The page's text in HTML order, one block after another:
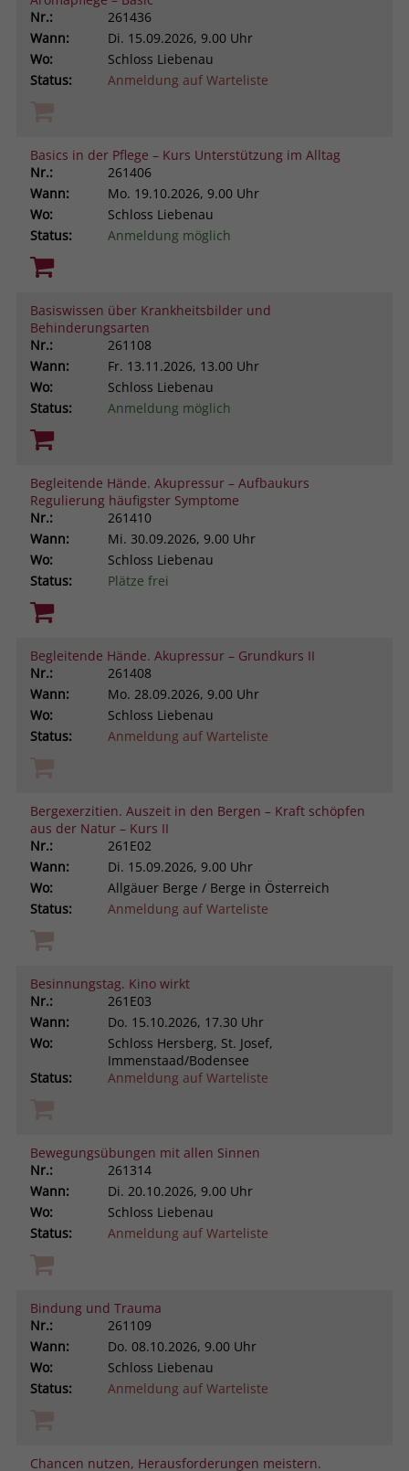
Nr.:
261436
Wann:
Di. 15.09.2026, 9.00 Uhr
Wo:
Schloss Liebenau
Status:
Anmeldung auf Warteliste
Basics in der Pflege – Kurs Unterstützung im Alltag
Nr.:
261406
Wann:
Mo. 19.10.2026, 9.00 Uhr
Wo:
Schloss Liebenau
Status:
Anmeldung möglich
Basiswissen über Krankheitsbilder und
Behinderungsarten
Nr.:
261108
Wann:
Fr. 13.11.2026, 13.00 Uhr
Wo:
Schloss Liebenau
Status:
Anmeldung möglich
Begleitende Hände. Akupressur – Aufbaukurs
Regulierung häufigster Symptome
Nr.:
261410
Wann:
Mi. 30.09.2026, 9.00 Uhr
Wo:
Schloss Liebenau
Status:
Plätze frei
Begleitende Hände. Akupressur – Grundkurs II
Nr.:
261408
Wann:
Mo. 28.09.2026, 9.00 Uhr
Wo:
Schloss Liebenau
Status:
Anmeldung auf Warteliste
Bergexerzitien. Auszeit in den Bergen – Kraft schöpfen
aus der Natur – Kurs II
Nr.:
261E02
Wann:
Di. 15.09.2026, 9.00 Uhr
Wo:
Allgäuer Berge / Berge in Österreich
Status:
Anmeldung auf Warteliste
Besinnungstag. Kino wirkt
Nr.:
261E03
Wann:
Do. 15.10.2026, 17.30 Uhr
Wo:
Schloss Hersberg, St. Josef,
Immenstaad/Bodensee
Status:
Anmeldung auf Warteliste
Bewegungsübungen mit allen Sinnen
Nr.:
261314
Wann:
Di. 20.10.2026, 9.00 Uhr
Wo:
Schloss Liebenau
Status:
Anmeldung auf Warteliste
Bindung und Trauma
Nr.:
261109
Wann:
Do. 08.10.2026, 9.00 Uhr
Wo:
Schloss Liebenau
Status:
Anmeldung auf Warteliste
Chancen nutzen, Herausforderungen meistern.
Name PHPSESSID
Anbieter stiftung-liebenau.de
Zweck
Behält die Zustände des Benutzers bei
allen Seitenanfragen bei.
Zweck
Browsers und die Einstellungen
exklusiv für diese Website zu speichern.
Dadurch wird gewährleistet, dass
Aktionen, die bei späteren Besuchen
Name _clsk
Anbieter www.clarity.ms
Laufzeit
Zweck
Microsoft Clarity setzt dieses Cookie,
um die Seitenaufrufe eines Benutzers
zu speichern und in einer einzigen
Sitzungsaufzeichnung
zusammenzufassen.